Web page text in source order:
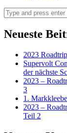
Reiseblog
-
BULLI
haben
⋆
Reiseblog
BULLI
Search
Neueste
2023
Supervolt
der nächste
2023 –
3
1.
2023 –
Teil 2